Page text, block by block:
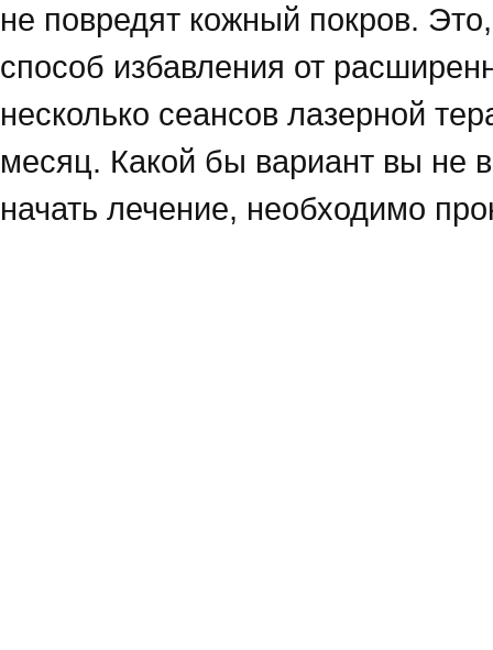
не повредят кожный покров.
способ избавления от
несколько сеансов лазерной
месяц. Какой бы вариант вы не
начать лечение, необходимо